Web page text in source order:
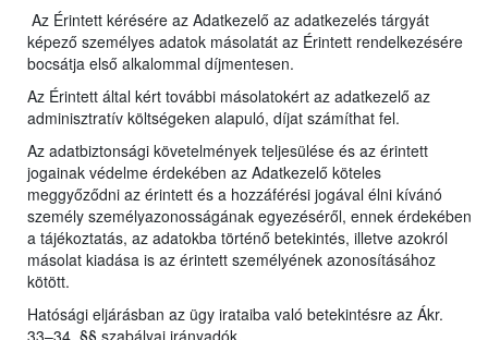
Az Érintett kérésére az Adatkezelő az adatkezelés tárgyát
képező személyes adatok másolatát az Érintett rendelkezésére
bocsátja első alkalommal díjmentesen.
Az Érintett által kért további másolatokért az adatkezelő az
adminisztratív költségeken alapuló, díjat számíthat fel.
Az adatbiztonsági követelmények teljesülése és az érintett
jogainak védelme érdekében az Adatkezelő köteles
meggyőződni az érintett és a hozzáférési jogával élni kívánó
személy személyazonosságának egyezéséről, ennek érdekében
a tájékoztatás, az adatokba történő betekintés, illetve azokról
másolat kiadása is az érintett személyének azonosításához
kötött.
Hatósági eljárásban az ügy irataiba való betekintésre az Ákr.